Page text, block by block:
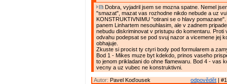
Dobra, vyjadril jsem se mozna spatne. Nemel
"smazat", mazat vas rozhodne nikdo nebude a uz
KONSTRUKTIVNIMU "otirani se o hlavy
panem Linhartem nesouhlasim, ale v zadnem
nebudu diskriminovat v pristupu do komentaru. Proti
odvahu podepsat se pod svuj nazor a vicemene jej
obhajuje.
Zkuste si procist ty ctyri body pod formularem a
Bod 1 - Mikes muze byt kdekdo, prinos vaseho
to jenom prikladani do ohne flamewaru. Bod 4 - vas
vecny a uz vubec ne konstruktivni.
odpovědět |
Autor: Pavel Koďousek